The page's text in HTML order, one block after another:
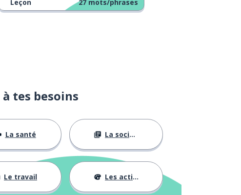
Leçon 27 mots/phrases
tes besoins
La santé La société
Le travail Les activités